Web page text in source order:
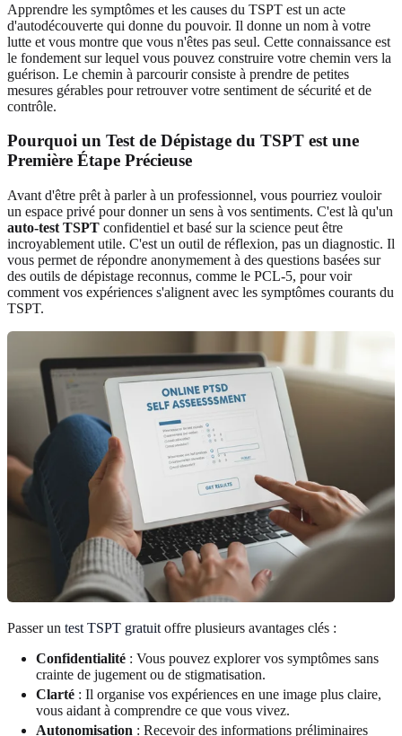
Apprendre les symptômes et les causes du TSPT est un acte
d'autodécouverte qui donne du pouvoir. Il donne un nom à votre
lutte et vous montre que vous n'êtes pas seul. Cette connaissance est
le fondement sur lequel vous pouvez construire votre chemin vers la
guérison. Le chemin à parcourir consiste à prendre de petites
mesures gérables pour retrouver votre sentiment de sécurité et de
contrôle.
Pourquoi un Test de Dépistage du TSPT est une
Première Étape Précieuse
Avant d'être prêt à parler à un professionnel, vous pourriez vouloir
un espace privé pour donner un sens à vos sentiments. C'est là qu'un
auto-test TSPT confidentiel et basé sur la science peut être
incroyablement utile. C'est un outil de réflexion, pas un diagnostic. Il
vous permet de répondre anonymement à des questions basées sur
des outils de dépistage reconnus, comme le PCL-5, pour voir
comment vos expériences s'alignent avec les symptômes courants du
TSPT.
Passer un test TSPT gratuit offre plusieurs avantages clés :
Confidentialité : Vous pouvez explorer vos symptômes sans
crainte de jugement ou de stigmatisation.
Clarté : Il organise vos expériences en une image plus claire,
vous aidant à comprendre ce que vous vivez.
Autonomisation : Recevoir des informations préliminaires